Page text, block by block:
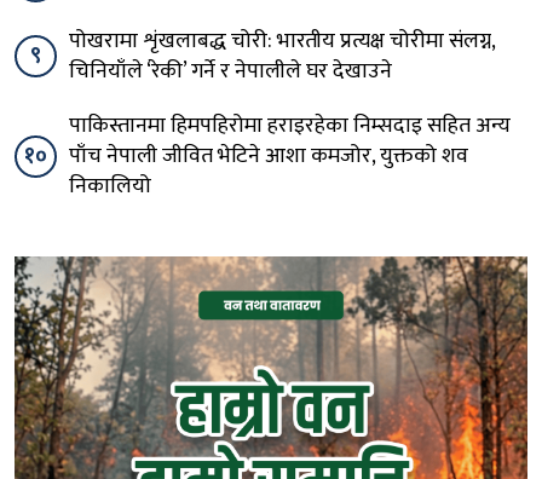
९
पोखरामा शृंखलाबद्ध चोरी: भारतीय प्रत्यक्ष चोरीमा संलग्न,
चिनियाँले ‘रेकी’ गर्ने र नेपालीले घर देखाउने
१०
पाकिस्तानमा हिमपहिरोमा हराइरहेका निम्सदाइ सहित अन्य
पाँच नेपाली जीवित भेटिने आशा कमजोर, युक्तको शव
निकालियो